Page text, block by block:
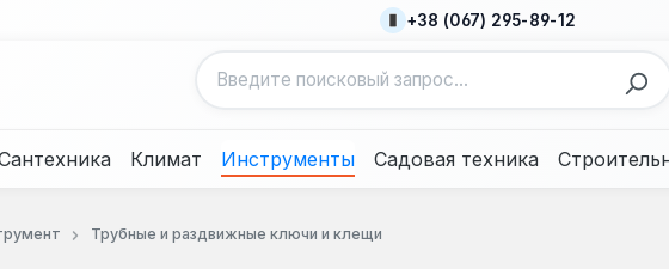
+38 (067) 295-89-12
Климат Инструменты Садовая техника
Трубные и раздвижные ключи и клещи